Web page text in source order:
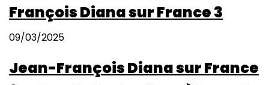
François Diana sur France 3
09/03/2025
Jean-François Diana sur France